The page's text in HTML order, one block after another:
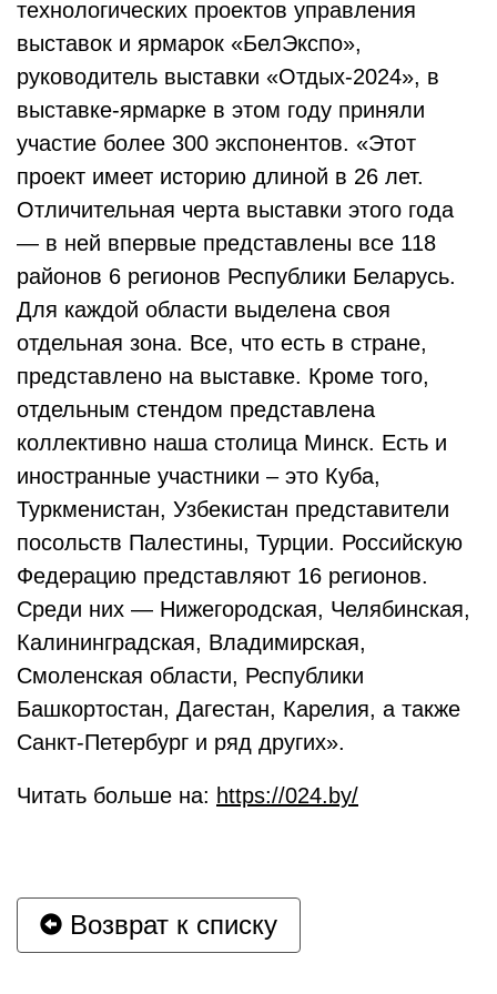
технологических проектов управления
выставок и ярмарок «БелЭкспо»,
руководитель выставки «Отдых-2024», в
выставке-ярмарке в этом году приняли
участие более 300 экспонентов. «Этот
проект имеет историю длиной в 26 лет.
Отличительная черта выставки этого года
— в ней впервые представлены все 118
районов 6 регионов Республики Беларусь.
Для каждой области выделена своя
отдельная зона. Все, что есть в стране,
представлено на выставке. Кроме того,
отдельным стендом представлена
коллективно наша столица Минск. Есть и
иностранные участники – это Куба,
Туркменистан, Узбекистан представители
посольств Палестины, Турции. Российскую
Федерацию представляют 16 регионов.
Среди них — Нижегородская, Челябинская,
Калининградская, Владимирская,
Смоленская области, Республики
Башкортостан, Дагестан, Карелия, а также
Санкт-Петербург и ряд других».
Читать больше на: https://024.by/
Возврат к списку